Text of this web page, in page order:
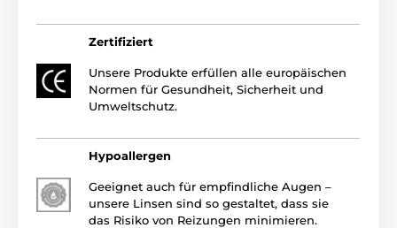
Zertifiziert
Unsere Produkte erfüllen alle europäischen
Normen für Gesundheit, Sicherheit und
Umweltschutz.
Hypoallergen
Geeignet auch für empfindliche Augen –
unsere Linsen sind so gestaltet, dass sie
das Risiko von Reizungen minimieren.